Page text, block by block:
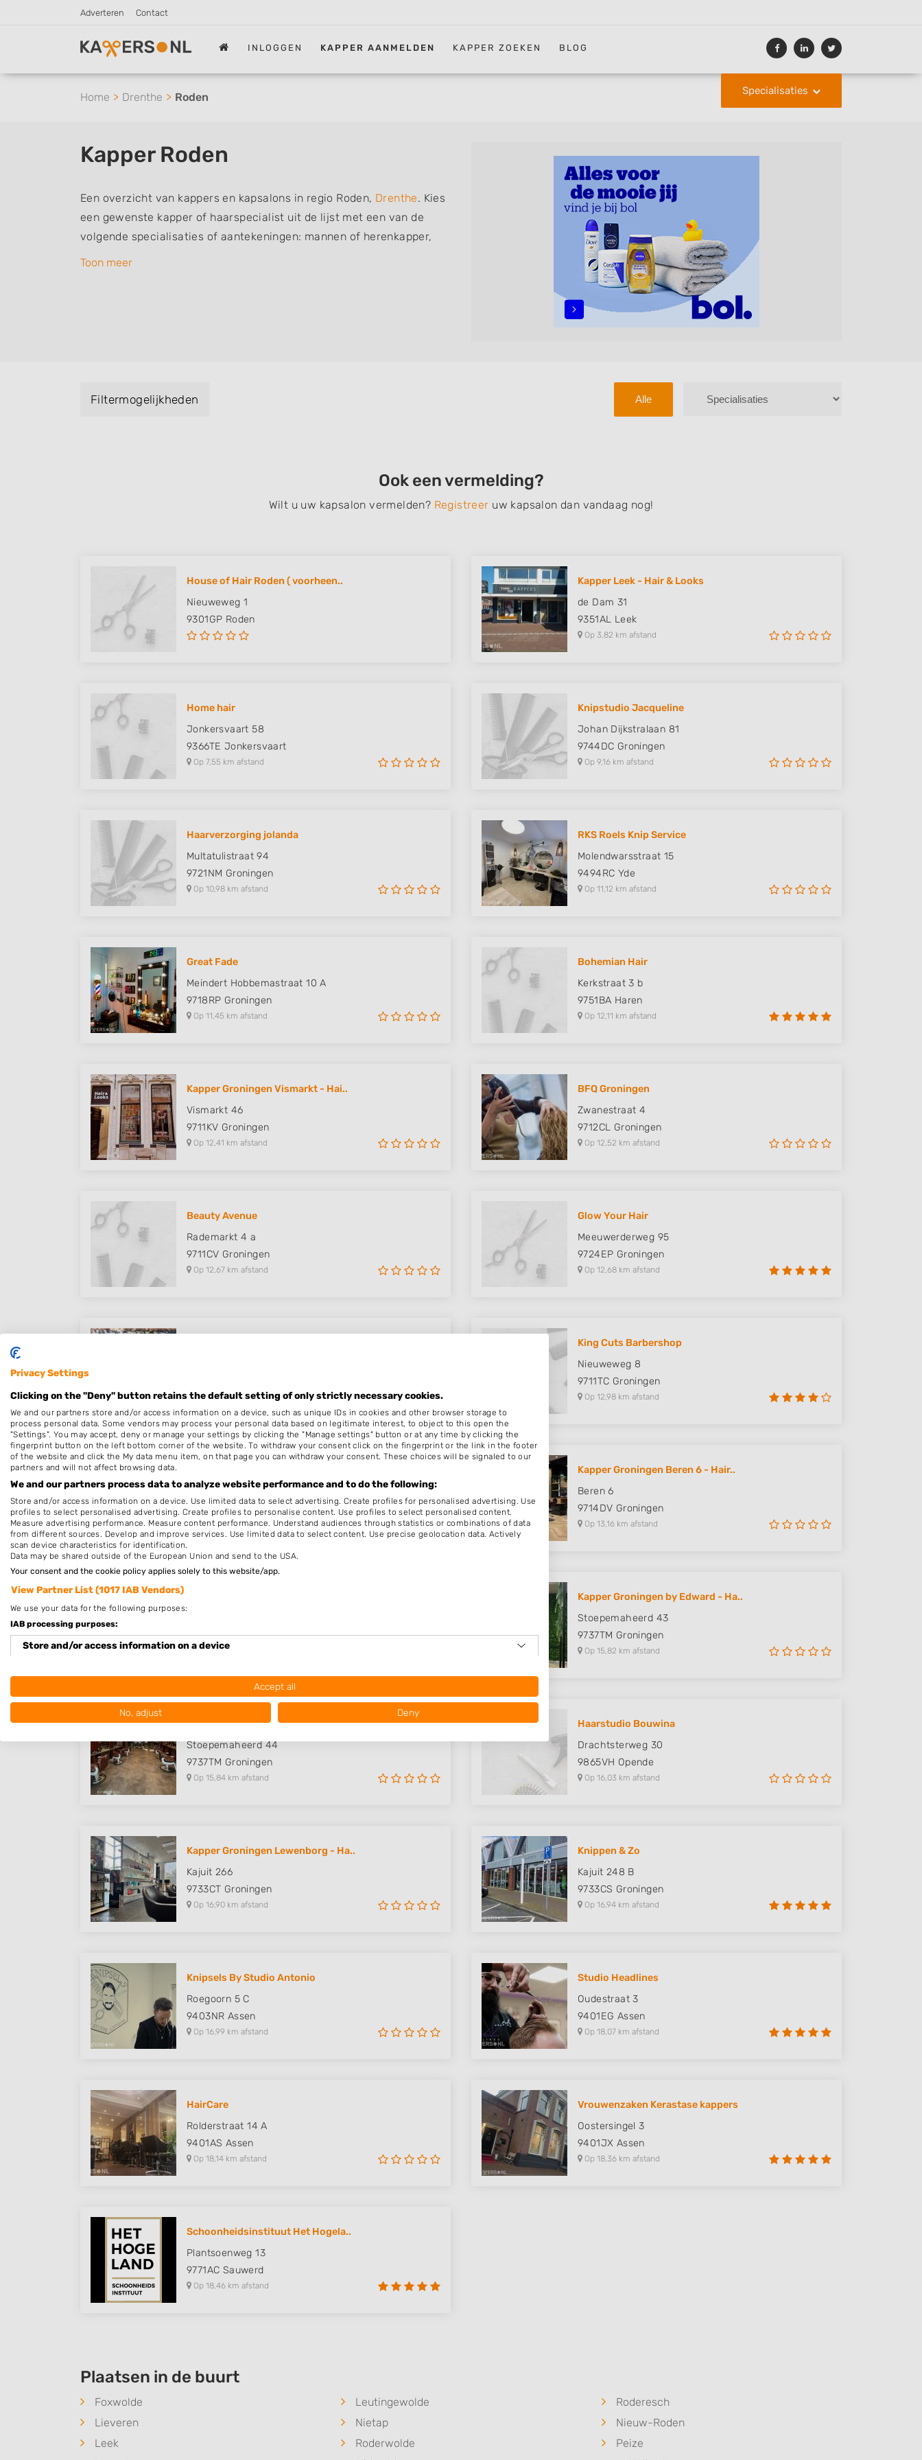
Adverteren Contact
INLOGGEN KAPPER AANMELDEN KAPPER ZOEKEN BLOG
Specialisaties
Home Drenthe Roden
Kapper Roden
Een overzicht van kappers en kapsalons in regio Roden, Drenthe. Kies
een gewenste kapper of haarspecialist uit de lijst met een van de
volgende specialisaties of aantekeningen: mannen of herenkapper,
vrouwen of dameskapper, kinderkapper, thuiskapper, barber of kies voor
zuid, west en het centrum) van Roden.
Toon meer
Filtermogelijkheden Alle
Ook een vermelding?
Wilt u uw kapsalon vermelden? Registreer uw kapsalon dan vandaag nog!
House of Hair Roden ( voorheen..
Nieuweweg 1
9301GP Roden
Kapper Leek - Hair & Looks
de Dam 31
9351AL Leek
Op 3,82 km afstand
Home hair
Jonkersvaart 58
9366TE Jonkersvaart
Op 7,55 km afstand
Knipstudio Jacqueline
Johan Dijkstralaan 81
9744DC Groningen
Op 9,16 km afstand
Haarverzorging jolanda
Multatulistraat 94
9721NM Groningen
Op 10,98 km afstand
RKS Roels Knip Service
Molendwarsstraat 15
9494RC Yde
Op 11,12 km afstand
Great Fade
Meindert Hobbemastraat 10 A
9718RP Groningen
Op 11,45 km afstand
Bohemian Hair
Kerkstraat 3 b
9751BA Haren
Op 12,11 km afstand
Kapper Groningen Vismarkt - Hai..
Vismarkt 46
9711KV Groningen
Op 12,41 km afstand
BFQ Groningen
Zwanestraat 4
9712CL Groningen
Op 12,52 km afstand
Beauty Avenue
Rademarkt 4 a
9711CV Groningen
Op 12,67 km afstand
Glow Your Hair
Meeuwerderweg 95
9724EP Groningen
Op 12,68 km afstand
Op 12,71 km afstand
King Cuts Barbershop
Nieuweweg 8
9711TC Groningen
Op 12,98 km afstand
Beren 62
9714DV Groningen
Op 13,12 km afstand
Kapper Groningen Beren 6 - Hair..
Beren 6
9714DV Groningen
Op 13,16 km afstand
8434NP Waskemeer
Op 13,38 km afstand
Kapper Groningen by Edward - Ha..
Stoepemaheerd 43
9737TM Groningen
Op 15,82 km afstand
Kapper Groningen Beijum - Hair..
Stoepemaheerd 44
9737TM Groningen
Op 15,84 km afstand
Haarstudio Bouwina
Drachtsterweg 30
9865VH Opende
Op 16,03 km afstand
Kapper Groningen Lewenborg - Ha..
Kajuit 266
9733CT Groningen
Op 16,90 km afstand
Knippen & Zo
Kajuit 248 B
9733CS Groningen
Op 16,94 km afstand
Knipsels By Studio Antonio
Roegoorn 5 C
9403NR Assen
Op 16,99 km afstand
Studio Headlines
Oudestraat 3
9401EG Assen
Op 18,07 km afstand
HairCare
Rolderstraat 14 A
9401AS Assen
Op 18,14 km afstand
Vrouwenzaken Kerastase kappers
Oostersingel 3
9401JX Assen
Op 18,36 km afstand
Schoonheidsinstituut Het Hogela..
Plantsoenweg 13
9771AC Sauwerd
Op 18,46 km afstand
Plaatsen in de buurt
Foxwolde Leutingewolde
Roderesch
Lieveren
Nietap
Nieuw-Roden
Leek
Roderwolde
Peize
Privacy Settings
Clicking on the "Deny" button retains the default setting of only strictly necessary cookies.
We and our partners store and/or access information on a device, such as unique IDs in cookies and other browser storage to
process personal data. Some vendors may process your personal data based on legitimate interest, to object to this open the
"Settings". You may accept, deny or manage your settings by clicking the "Manage settings" button or at any time by clicking the
fingerprint button on the left bottom corner of the website. To withdraw your consent click on the fingerprint or the link in the footer
of the website and click the My data menu item, on that page you can withdraw your consent. These choices will be signaled to our
partners and will not affect browsing data.
We and our partners process data to analyze website performance and to do the following:
Store and/or access information on a device. Use limited data to select advertising. Create profiles for personalised advertising. Use
profiles to select personalised advertising. Create profiles to personalise content. Use profiles to select personalised content.
Measure advertising performance. Measure content performance. Understand audiences through statistics or combinations of data
from different sources. Develop and improve services. Use limited data to select content. Use precise geolocation data. Actively
scan device characteristics for identification.
Data may be shared outside of the European Union and send to the USA.
Your consent and the cookie policy applies solely to this website/app.
View Partner List (1017 IAB Vendors)
We use your data for the following purposes:
IAB processing purposes:
Store and/or access information on a device
Create profiles for personalised advertising
Create profiles to personalise content
Use profiles to select personalised content
Measure content performance
Understand audiences through statistics or combinations of data from different
Develop and improve services
IAB Special Features:
Use precise geolocation data
Identify devices based on information actively requested
Non-IAB processing purposes:
Accept all
No, adjust Deny